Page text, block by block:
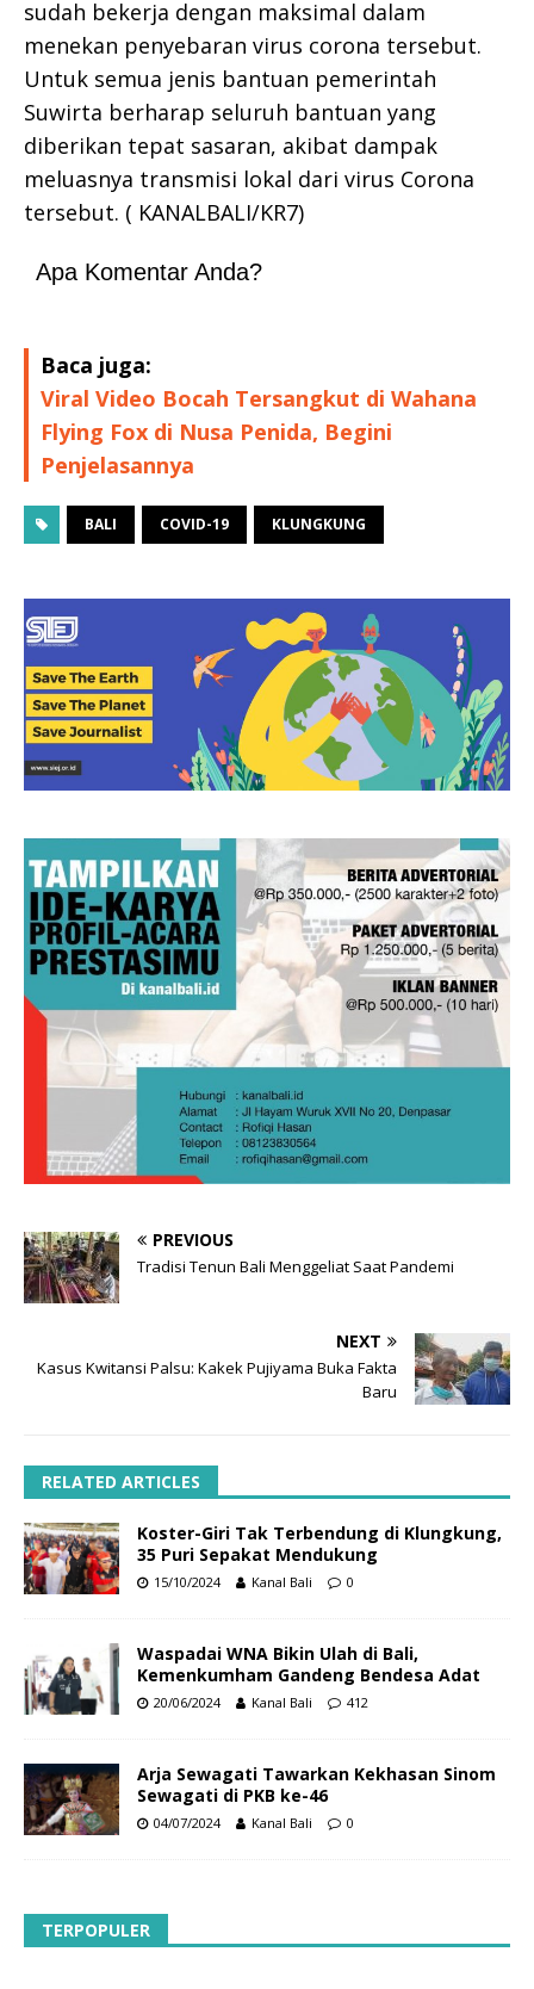
sudah bekerja dengan maksimal dalam
menekan penyebaran virus corona tersebut.
Untuk semua jenis bantuan pemerintah
Suwirta berharap seluruh bantuan yang
diberikan tepat sasaran, akibat dampak
meluasnya transmisi lokal dari virus Corona
tersebut. ( KANALBALI/KR7)
Apa Komentar Anda?
Baca juga:
Viral Video Bocah Tersangkut di Wahana
Flying Fox di Nusa Penida, Begini
Penjelasannya
BALI COVID-19 KLUNGKUNG
PREVIOUS
Tradisi Tenun Bali Menggeliat Saat Pandemi
NEXT
Kasus Kwitansi Palsu: Kakek Pujiyama Buka Fakta
Baru
RELATED ARTICLES
Koster-Giri Tak Terbendung di Klungkung,
35 Puri Sepakat Mendukung
15/10/2024 Kanal Bali 0
Waspadai WNA Bikin Ulah di Bali,
Kemenkumham Gandeng Bendesa Adat
20/06/2024 Kanal Bali 412
Arja Sewagati Tawarkan Kekhasan Sinom
Sewagati di PKB ke-46
04/07/2024 Kanal Bali 0
TERPOPULER